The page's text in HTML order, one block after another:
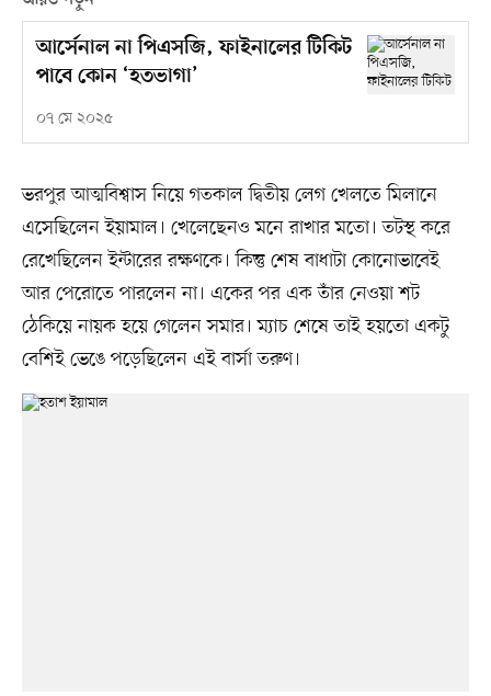
আর্সেনাল না পিএসজি, ফাইনালের টিকিট
পাবে কোন ‘হতভাগা’
০৭ মে ২০২৫
ভরপুর আত্মবিশ্বাস নিয়ে গতকাল দ্বিতীয় লেগ খেলতে মিলানে
এসেছিলেন ইয়ামাল। খেলেছেনও মনে রাখার মতো। তটস্থ করে
রেখেছিলেন ইন্টারের রক্ষণকে। কিন্তু শেষ বাধাটা কোনোভাবেই
আর পেরোতে পারলেন না। একের পর এক তাঁর নেওয়া শট
ঠেকিয়ে নায়ক হয়ে গেলেন সমার। ম্যাচ শেষে তাই হয়তো একটু
বেশিই ভেঙে পড়েছিলেন এই বার্সা তরুণ।